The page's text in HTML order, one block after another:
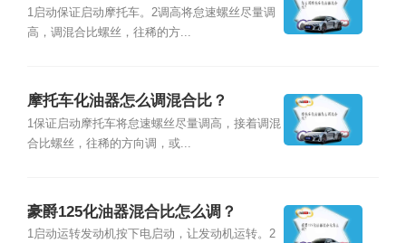
1启动保证启动摩托车。2调高将怠速螺丝尽量调
高，调混合比螺丝，往稀的方...
摩托车化油器怎么调混合比？
1保证启动摩托车将怠速螺丝尽量调高，接着调混
合比螺丝，往稀的方向调，或...
豪爵125化油器混合比怎么调？
1启动运转发动机按下电启动，让发动机运转。2